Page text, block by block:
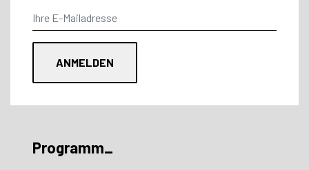
Programm_